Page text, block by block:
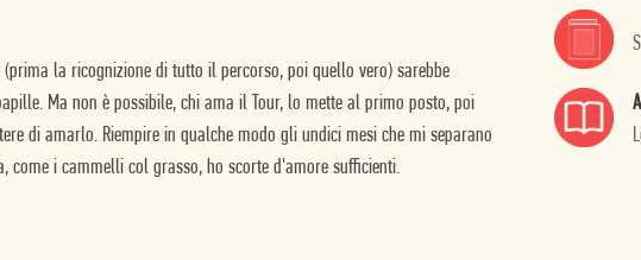
la ricognizione di tutto il percorso, poi quello vero) sarebbe
Ma non è possibile, chi ama il Tour, lo mette al primo posto, poi
di amarlo. Riempire in qualche modo gli undici mesi che mi separano
come i cammelli col grasso, ho scorte d'amore sufficienti.